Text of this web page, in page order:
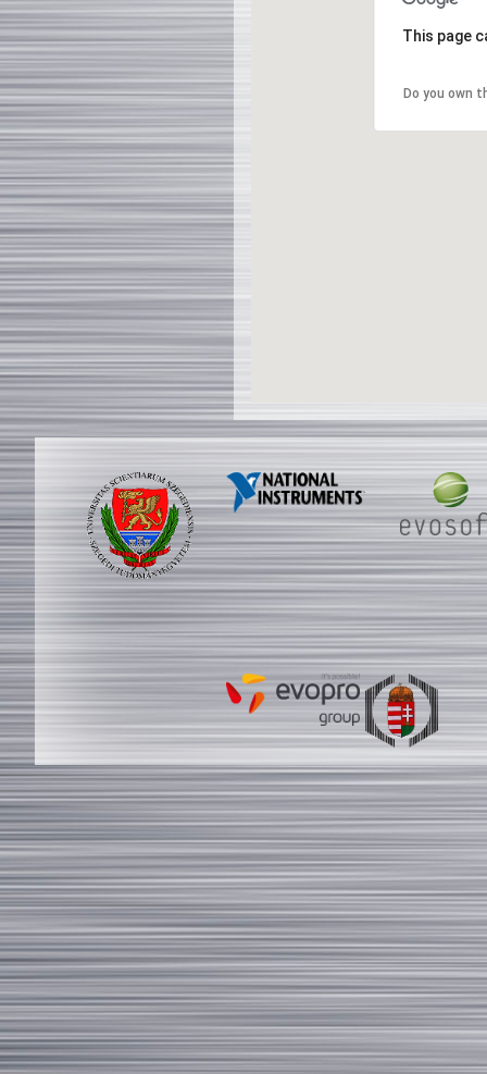
This page
Do you own